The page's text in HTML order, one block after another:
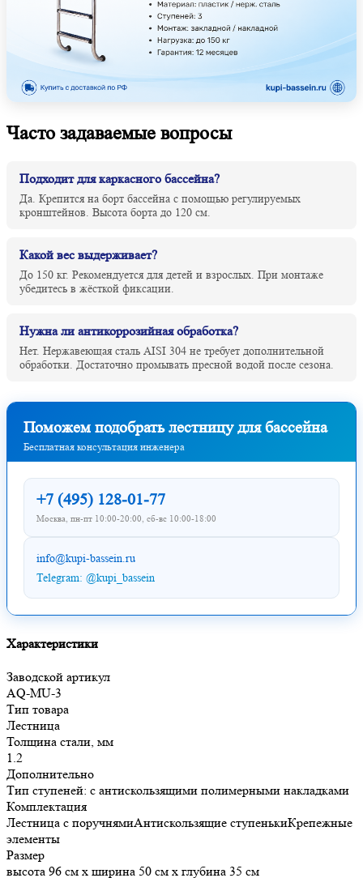
Часто задаваемые вопросы
Подходит для каркасного бассейна?
Да. Крепится на борт бассейна с помощью регулируемых
кронштейнов. Высота борта до 120 см.
Какой вес выдерживает?
До 150 кг. Рекомендуется для детей и взрослых. При монтаже
убедитесь в жёсткой фиксации.
Нужна ли антикоррозийная обработка?
Нет. Нержавеющая сталь AISI 304 не требует дополнительной
обработки. Достаточно промывать пресной водой после сезона.
Поможем подобрать лестницу для бассейна
Бесплатная консультация инженера
+7 (495) 128-01-77
Москва, пн-пт 10:00-20:00, сб-вс 10:00-18:00
info@kupi-bassein.ru
Telegram: @kupi_bassein
Характеристики
Заводской артикул
AQ-MU-3
Тип товара
Лестница
Толщина стали, мм
1.2
Дополнительно
Тип ступеней: с антискользящими полимерными накладками
Комплектация
Лестница с поручнямиАнтискользящие ступенькиКрепежные
элементы
Размер
высота 96 см х ширина 50 см х глубина 35 см